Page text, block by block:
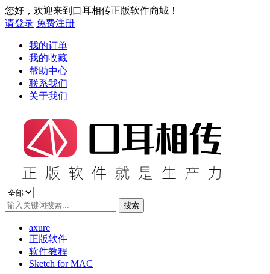
您好，欢迎来到口耳相传正版软件商城！
请登录 免费注册
我的订单
我的收藏
帮助中心
联系我们
关于我们
axure
正版软件
软件教程
Sketch for MAC